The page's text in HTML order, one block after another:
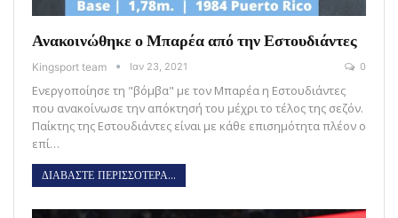
Ανακοινώθηκε ο Μπαρέα από την Εστουδιάντες
Kingsport team Ιαν 23, 2021 0
Ενεργοποίησε τη "βόμβα" με τον Μπαρέα η Εστουδιάντες
που ανακοίνωσε την απόκτησή του μέχρι το τέλος της σεζόν.
Παίκτης της Εστουδιάντες είναι με κάθε επισημότητα πλέον ο
επί…
ΔΙΑΒΑΣΤΕ ΠΕΡΙΣΣΟΤΕΡΑ...